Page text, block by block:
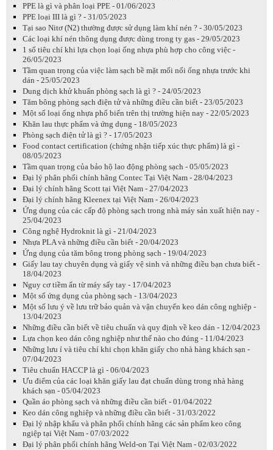
PPE là gì và phân loại PPE - 01/06/2023
PPE loại III là gì ? - 31/05/2023
Tại sao Nitơ (N2) thường được sử dụng làm khí nén ? - 30/05/2023
Các loại khí nén thông dụng được dùng trong ty gas - 29/05/2023
1 số tiêu chí khi lựa chọn loại ống nhựa phù hợp cho công việc -
26/05/2023
Tầm quan trọng của việc làm sạch bề mặt mối nối ống nhựa trước khi
dán - 25/05/2023
Dung dịch khử khuẩn phòng sạch là gì ? - 24/05/2023
Tăm bông phòng sạch điện tử và những điều cần biết - 23/05/2023
Một số loại ống nhựa phổ biến trên thị trường hiện nay - 22/05/2023
Khăn lau thực phẩm và ứng dụng - 18/05/2023
Phòng sạch điện tử là gì ? - 17/05/2023
Food contact certification (chứng nhận tiếp xúc thực phẩm) là gì -
08/05/2023
Tầm quan trọng của bảo hộ lao động phòng sạch - 05/05/2023
Đại lý phân phối chính hãng Contec Tại Việt Nam - 28/04/2023
Đại lý chính hãng Scott tại Việt Nam - 27/04/2023
Đại lý chính hãng Kleenex tại Việt Nam - 26/04/2023
Ứng dụng của các cấp độ phòng sạch trong nhà máy sản xuất hiện nay -
25/04/2023
Công nghệ Hydroknit là gì - 21/04/2023
Nhựa PLA và những điều cần biết - 20/04/2023
Ứng dụng của tăm bông trong phòng sạch - 19/04/2023
Giấy lau tay chuyên dụng và giấy vệ sinh và những điều bạn chưa biết -
18/04/2023
Nguy cơ tiềm ẩn từ máy sấy tay - 17/04/2023
Một số ứng dụng của phòng sạch - 13/04/2023
Một số lưu ý về lưu trữ bảo quản và vận chuyển keo dán công nghiệp -
13/04/2023
Những điều cần biết về tiêu chuẩn và quy định về keo dán - 12/04/2023
Lựa chọn keo dán công nghiệp như thế nào cho đúng - 11/04/2023
Những lưu í và tiêu chí khi chọn khăn giấy cho nhà hàng khách sạn -
07/04/2023
Tiêu chuẩn HACCP là gì - 06/04/2023
Ưu điểm của các loại khăn giấy lau đạt chuẩn dùng trong nhà hàng
khách sạn - 05/04/2023
Quần áo phòng sạch và những điều cần biết - 01/04/2022
Keo dán công nghiệp và những điều cần biết - 31/03/2022
Đại lý nhập khẩu và phân phối chính hãng các sản phẩm keo công
ngiệp tại Việt Nam - 07/03/2022
Đại lý phân phối chính hãng Weld-on Tại Việt Nam - 02/03/2022